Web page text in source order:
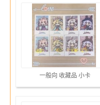
一般向 收藏品 小卡